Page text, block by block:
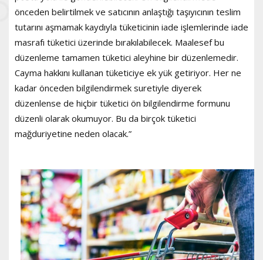
önceden belirtilmek ve satıcının anlaştığı taşıyıcının teslim
tutarını aşmamak kaydıyla tüketicinin iade işlemlerinde iade
masrafı tüketici üzerinde bırakılabilecek. Maalesef bu
düzenleme tamamen tüketici aleyhine bir düzenlemedir.
Cayma hakkını kullanan tüketiciye ek yük getiriyor. Her ne
kadar önceden bilgilendirmek suretiyle diyerek
düzenlense de hiçbir tüketici ön bilgilendirme formunu
düzenli olarak okumuyor. Bu da birçok tüketici
mağduriyetine neden olacak.”